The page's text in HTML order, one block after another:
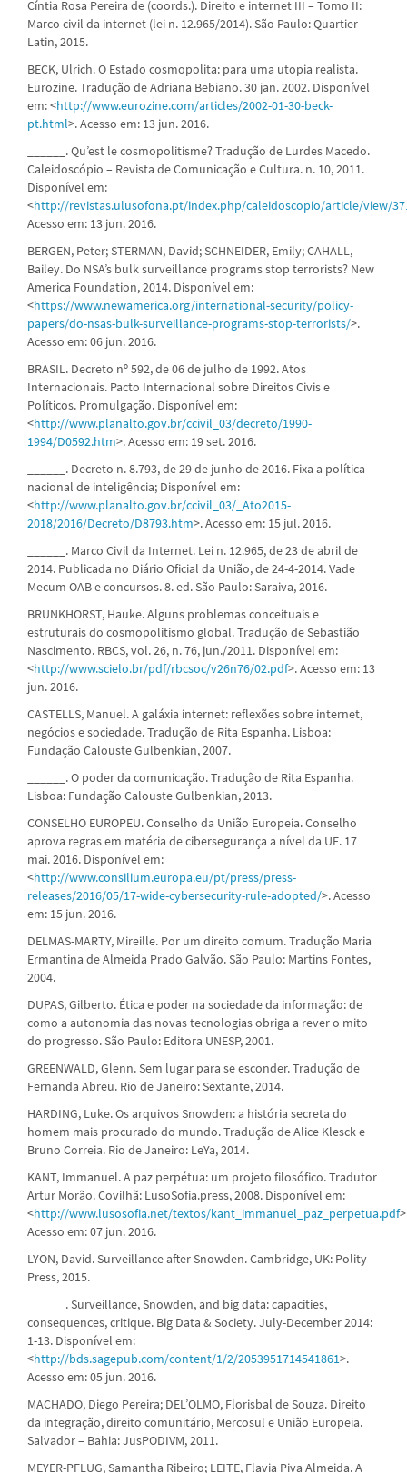
Cíntia Rosa Pereira de (coords.). Direito e internet III – Tomo II:
Marco civil da internet (lei n. 12.965/2014). São Paulo: Quartier
Latin, 2015.
BECK, Ulrich. O Estado cosmopolita: para uma utopia realista.
Eurozine. Tradução de Adriana Bebiano. 30 jan. 2002. Disponível
em: <http://www.eurozine.com/articles/2002-01-30-beck-
pt.html>. Acesso em: 13 jun. 2016.
______. Qu’est le cosmopolitisme? Tradução de Lurdes Macedo.
Caleidoscópio – Revista de Comunicação e Cultura. n. 10, 2011.
Disponível em:
<http://revistas.ulusofona.pt/index.php/caleidoscopio/article/view/
Acesso em: 13 jun. 2016.
BERGEN, Peter; STERMAN, David; SCHNEIDER, Emily; CAHALL,
Bailey. Do NSA’s bulk surveillance programs stop terrorists? New
America Foundation, 2014. Disponível em:
<https://www.newamerica.org/international-security/policy-
papers/do-nsas-bulk-surveillance-programs-stop-terrorists/>.
Acesso em: 06 jun. 2016.
BRASIL. Decreto nº 592, de 06 de julho de 1992. Atos
Internacionais. Pacto Internacional sobre Direitos Civis e
Políticos. Promulgação. Disponível em:
<http://www.planalto.gov.br/ccivil_03/decreto/1990-
1994/D0592.htm>. Acesso em: 19 set. 2016.
______. Decreto n. 8.793, de 29 de junho de 2016. Fixa a política
nacional de inteligência; Disponível em:
<http://www.planalto.gov.br/ccivil_03/_Ato2015-
2018/2016/Decreto/D8793.htm>. Acesso em: 15 jul. 2016.
______. Marco Civil da Internet. Lei n. 12.965, de 23 de abril de
2014. Publicada no Diário Oficial da União, de 24-4-2014. Vade
Mecum OAB e concursos. 8. ed. São Paulo: Saraiva, 2016.
BRUNKHORST, Hauke. Alguns problemas conceituais e
estruturais do cosmopolitismo global. Tradução de Sebastião
Nascimento. RBCS, vol. 26, n. 76, jun./2011. Disponível em:
<http://www.scielo.br/pdf/rbcsoc/v26n76/02.pdf>. Acesso em: 13
jun. 2016.
CASTELLS, Manuel. A galáxia internet: reflexões sobre internet,
negócios e sociedade. Tradução de Rita Espanha. Lisboa:
Fundação Calouste Gulbenkian, 2007.
______. O poder da comunicação. Tradução de Rita Espanha.
Lisboa: Fundação Calouste Gulbenkian, 2013.
CONSELHO EUROPEU. Conselho da União Europeia. Conselho
aprova regras em matéria de cibersegurança a nível da UE. 17
mai. 2016. Disponível em:
<http://www.consilium.europa.eu/pt/press/press-
releases/2016/05/17-wide-cybersecurity-rule-adopted/>. Acesso
em: 15 jun. 2016.
DELMAS-MARTY, Mireille. Por um direito comum. Tradução Maria
Ermantina de Almeida Prado Galvão. São Paulo: Martins Fontes,
2004.
DUPAS, Gilberto. Ética e poder na sociedade da informação: de
como a autonomia das novas tecnologias obriga a rever o mito
do progresso. São Paulo: Editora UNESP, 2001.
GREENWALD, Glenn. Sem lugar para se esconder. Tradução de
Fernanda Abreu. Rio de Janeiro: Sextante, 2014.
HARDING, Luke. Os arquivos Snowden: a história secreta do
homem mais procurado do mundo. Tradução de Alice Klesck e
Bruno Correia. Rio de Janeiro: LeYa, 2014.
KANT, Immanuel. A paz perpétua: um projeto filosófico. Tradutor
Artur Morão. Covilhã: LusoSofia.press, 2008. Disponível em:
<http://www.lusosofia.net/textos/kant_immanuel_paz_perpetua.pdf
Acesso em: 07 jun. 2016.
LYON, David. Surveillance after Snowden. Cambridge, UK: Polity
Press, 2015.
______. Surveillance, Snowden, and big data: capacities,
consequences, critique. Big Data & Society. July-December 2014:
1-13. Disponível em:
<http://bds.sagepub.com/content/1/2/2053951714541861>.
Acesso em: 05 jun. 2016.
MACHADO, Diego Pereira; DEL’OLMO, Florisbal de Souza. Direito
da integração, direito comunitário, Mercosul e União Europeia.
Salvador – Bahia: JusPODIVM, 2011.
MEYER-PFLUG, Samantha Ribeiro; LEITE, Flavia Piva Almeida. A